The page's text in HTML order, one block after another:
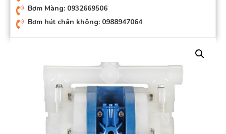
Bơm Màng: 0932669506
Bơm hút chân không: 0988947064